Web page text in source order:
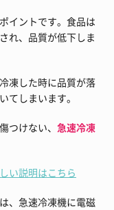
イントです。食品は
れ、品質が低下しま
凍した時に品質が落
てしまいます。
つけない、 急速冷凍
い説明はこちら
、急速冷凍機に電磁